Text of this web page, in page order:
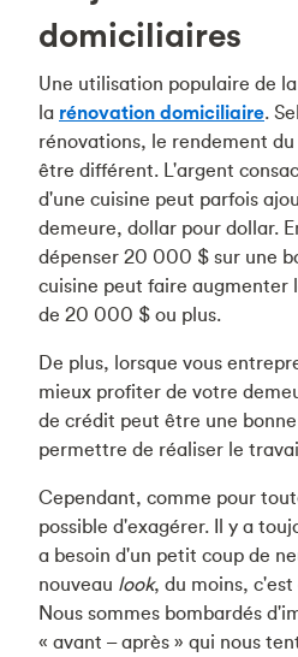
domiciliaires
Une utilisation populaire de
la rénovation domiciliaire.
rénovations, le rendement
être différent. L'argent
d'une cuisine peut parfois
demeure, dollar pour dollar.
dépenser 20 000 $ sur une
cuisine peut faire augmenter
de 20 000 $ ou plus.
De plus, lorsque vous
mieux profiter de votre
de crédit peut être une
permettre de réaliser le
Cependant, comme pour
possible d'exagérer. Il y a
a besoin d'un petit coup de
nouveau look, du moins,
Nous sommes bombardés
« avant – après » qui nous